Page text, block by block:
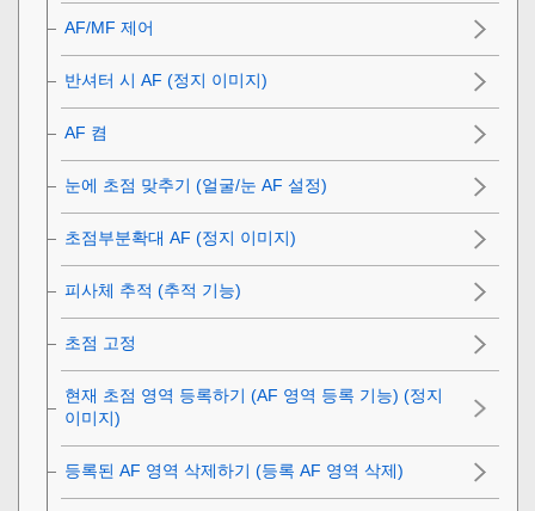
AF/MF 제어
반셔터 시 AF (정지 이미지)
AF 켬
눈에 초점 맞추기 (얼굴/눈 AF 설정)
초점부분확대 AF (정지 이미지)
피사체 추적 (추적 기능)
초점 고정
현재 초점 영역 등록하기 (AF 영역 등록 기능) (정지
이미지)
등록된 AF 영역 삭제하기 (등록 AF 영역 삭제)